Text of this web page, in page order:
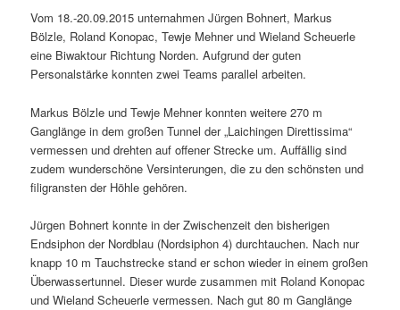
Vom 18.-20.09.2015 unternahmen Jürgen Bohnert, Markus
Bölzle, Roland Konopac, Tewje Mehner und Wieland Scheuerle
eine Biwaktour Richtung Norden. Aufgrund der guten
Personalstärke konnten zwei Teams parallel arbeiten.
Markus Bölzle und Tewje Mehner konnten weitere 270 m
Ganglänge in dem großen Tunnel der „Laichingen Direttissima“
vermessen und drehten auf offener Strecke um. Auffällig sind
zudem wunderschöne Versinterungen, die zu den schönsten und
filigransten der Höhle gehören.
Jürgen Bohnert konnte in der Zwischenzeit den bisherigen
Endsiphon der Nordblau (Nordsiphon 4) durchtauchen. Nach nur
knapp 10 m Tauchstrecke stand er schon wieder in einem großen
Überwassertunnel. Dieser wurde zusammen mit Roland Konopac
und Wieland Scheuerle vermessen. Nach gut 80 m Ganglänge